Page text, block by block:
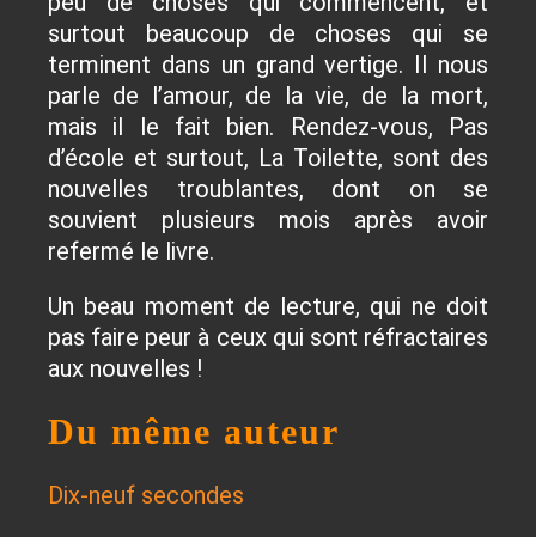
surtout beaucoup de choses qui se
terminent dans un grand vertige. Il nous
parle de l’amour, de la vie, de la mort,
mais il le fait bien. Rendez-vous, Pas
d’école et surtout, La Toilette, sont des
nouvelles troublantes, dont on se
souvient plusieurs mois après avoir
refermé le livre.
Un beau moment de lecture, qui ne doit
pas faire peur à ceux qui sont réfractaires
aux nouvelles !
Du même auteur
Dix-neuf secondes